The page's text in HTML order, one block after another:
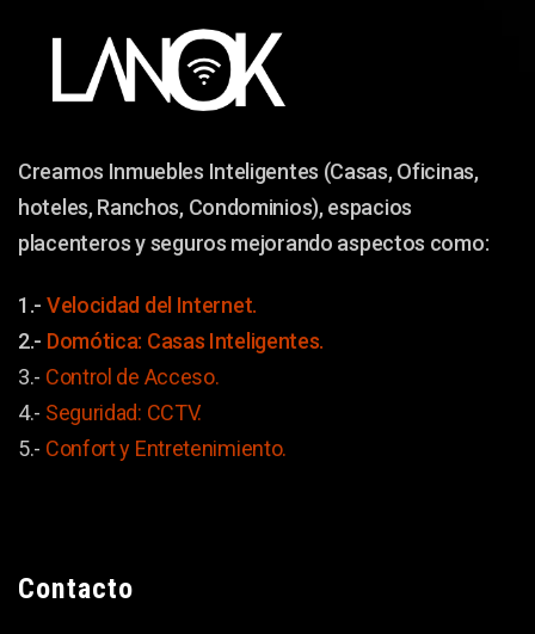
Creamos Inmuebles Inteligentes (Casas, Oficinas,
hoteles, Ranchos, Condominios), espacios
placenteros y seguros mejorando aspectos como:
1.- Velocidad del Internet.
2.- Domótica: Casas Inteligentes.
3.- Control de Acceso.
4.- Seguridad: CCTV.
5.- Confort y Entretenimiento.
Contacto